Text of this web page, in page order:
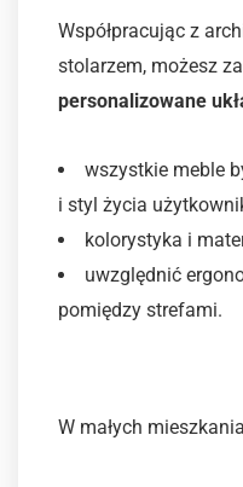
Współpracując z
stolarzem, możesz
personalizowane
wszystkie meble
i styl życia
kolorystyka i
uwzględnić
pomiędzy strefami.
W małych